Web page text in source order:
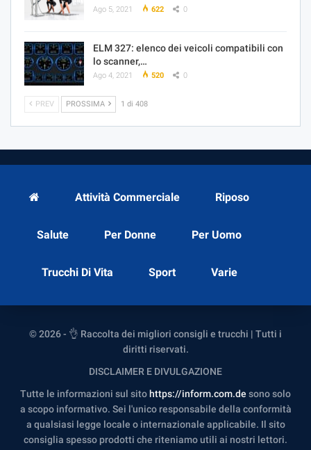
Ago 5, 2021 622 0
ELM 327: elenco dei veicoli compatibili con
lo scanner,…
Ago 4, 2021 520 0
PREV PROSSIMA 1 di 408
Attività Commerciale Riposo
Salute Per Donne Per Uomo
Trucchi Di Vita Sport Varie
© 2026 - 👌 Raccolta dei migliori consigli e trucchi | Tutti i
diritti riservati.
DISCLAIMER E DIVULGAZIONE
Tutte le informazioni sul sito https://inform.com.de sono solo
a scopo informativo. Sei l'unico responsabile della conformità
a qualsiasi legge locale o internazionale applicabile. Il sito
consiglia spesso prodotti che riteniamo utili ai nostri lettori.